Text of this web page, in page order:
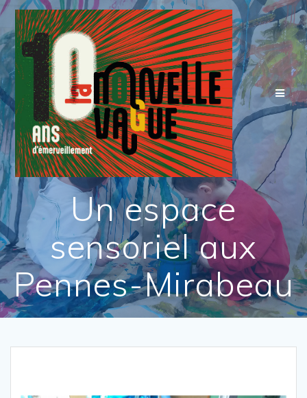
Skip
to
content
Un espace
sensoriel aux
Pennes-Mirabeau